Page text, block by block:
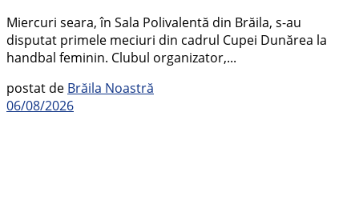
Miercuri seara, în Sala Polivalentă din Brăila, s-au
disputat primele meciuri din cadrul Cupei Dunărea la
handbal feminin. Clubul organizator,...
postat de Brăila Noastră
06/08/2026